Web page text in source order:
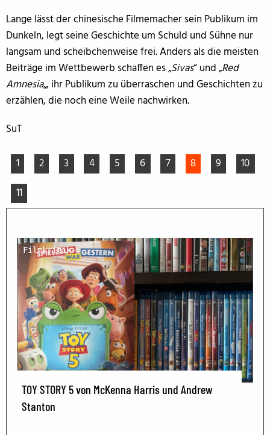
Lange lässt der chinesische Filmemacher sein Publikum im
Dunkeln, legt seine Geschichte um Schuld und Sühne nur
langsam und scheibchenweise frei. Anders als die meisten
Beiträge im Wettbewerb schaffen es „Sivas“ und „Red
Amnesia„, ihr Publikum zu überraschen und Geschichten zu
erzählen, die noch eine Weile nachwirken.
SuT
1 2 3 4 5 6 7 8 9
10
11
Filmkritik
TOY STORY 5 von McKenna Harris und Andrew
Stanton